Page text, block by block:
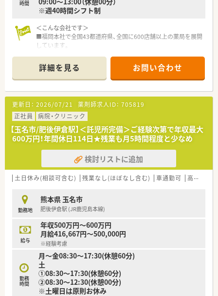
時間
※週40時間シフト制
＜こんな会社です＞
■福岡本社で全国43都道府県、全国に600店舗以上の薬局を展開
しています。
コミュニケーションを図っています。
■全国転勤がないエリア社員もありますので、地元で長く勤務す
る事も可能です。
（異動・転勤について）
①全国勤務社員：全店舗を対象とした異動が可能な社員
②エリア社員：限定した地区内での転居を伴う異動が可能な社員
③薬剤師職Ⅲ（ローカル社員）：転居を伴う異動がない社員から選
択可能です。
※①②は借上社宅が適用、③は住宅補助手当もございます。
＜休暇制度・福利厚生も充実です＞
■正社員であれば有給は入社時から付与。勤務年数に応じて最
大20日付与がございます。
■連続休暇制度、メモリアル休暇、サポート休暇、ボランティア
は約124日ございます。
■子育て支援も充実しており男女問わず子育てをしながら働く
方をサポートする様々な制度が整っています。
育休はお子さんが3歳になるまで取得でき、時短勤務は小学校1
年生の修了まで取得可能です。
＜研修制度・スキルアップ体制もばっちり＞
■独自の研修システムを活用し効率的かつ効果的なスキルアッ
プを支援しています。
その他、カフェテリア研修や社内学術大会などその方が目指す社
会人像に合わせた学ぶ環境が充実しています。
■将来は専門薬剤師として活躍される方、またはマネージャーと
詳細を見る お問い合わせ
更新日： 2026/07/21 薬剤師求人ID： 705819
正社員
病院・クリニック
【玉名市/肥後伊倉駅】＜託児所完備＞ご経験次第で年収最大
600万円！年間休日114日★残業も月5時間程度と少なめ
検討リストに追加
土日休み(相談可含む) 残業なし(ほぼなし含む) 車通勤可 高給与(600万円以上)
勤務地
熊本県 玉名市
肥後伊倉駅 (JR鹿児島本線)
給与
年収500万円～600万円
月給416,667円～500,000円
※経験考慮
勤務
時間
月～金08:30～17:30(休憩60分)
土
①08:30～17:30(休憩60分)
②08:30～12:30(休憩00分)
※土曜日は原則お休み